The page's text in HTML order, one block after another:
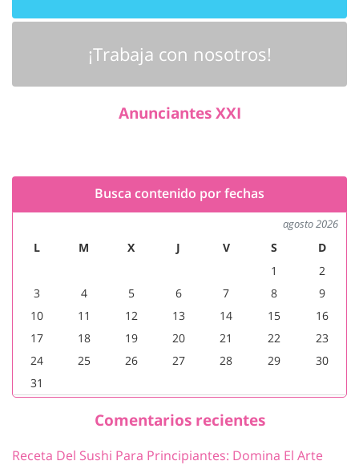
¡Trabaja con nosotros!
Anunciantes XXI
Busca contenido por fechas
agosto 2026
L M X J V S
D
1
2
3
4 5 6 7 8
9
10
11 12 13 14 15
16
17
18 19 20 21 22
23
24
25 26 27 28 29
30
31
Comentarios recientes
Receta Del Sushi Para Principiantes: Domina El Arte